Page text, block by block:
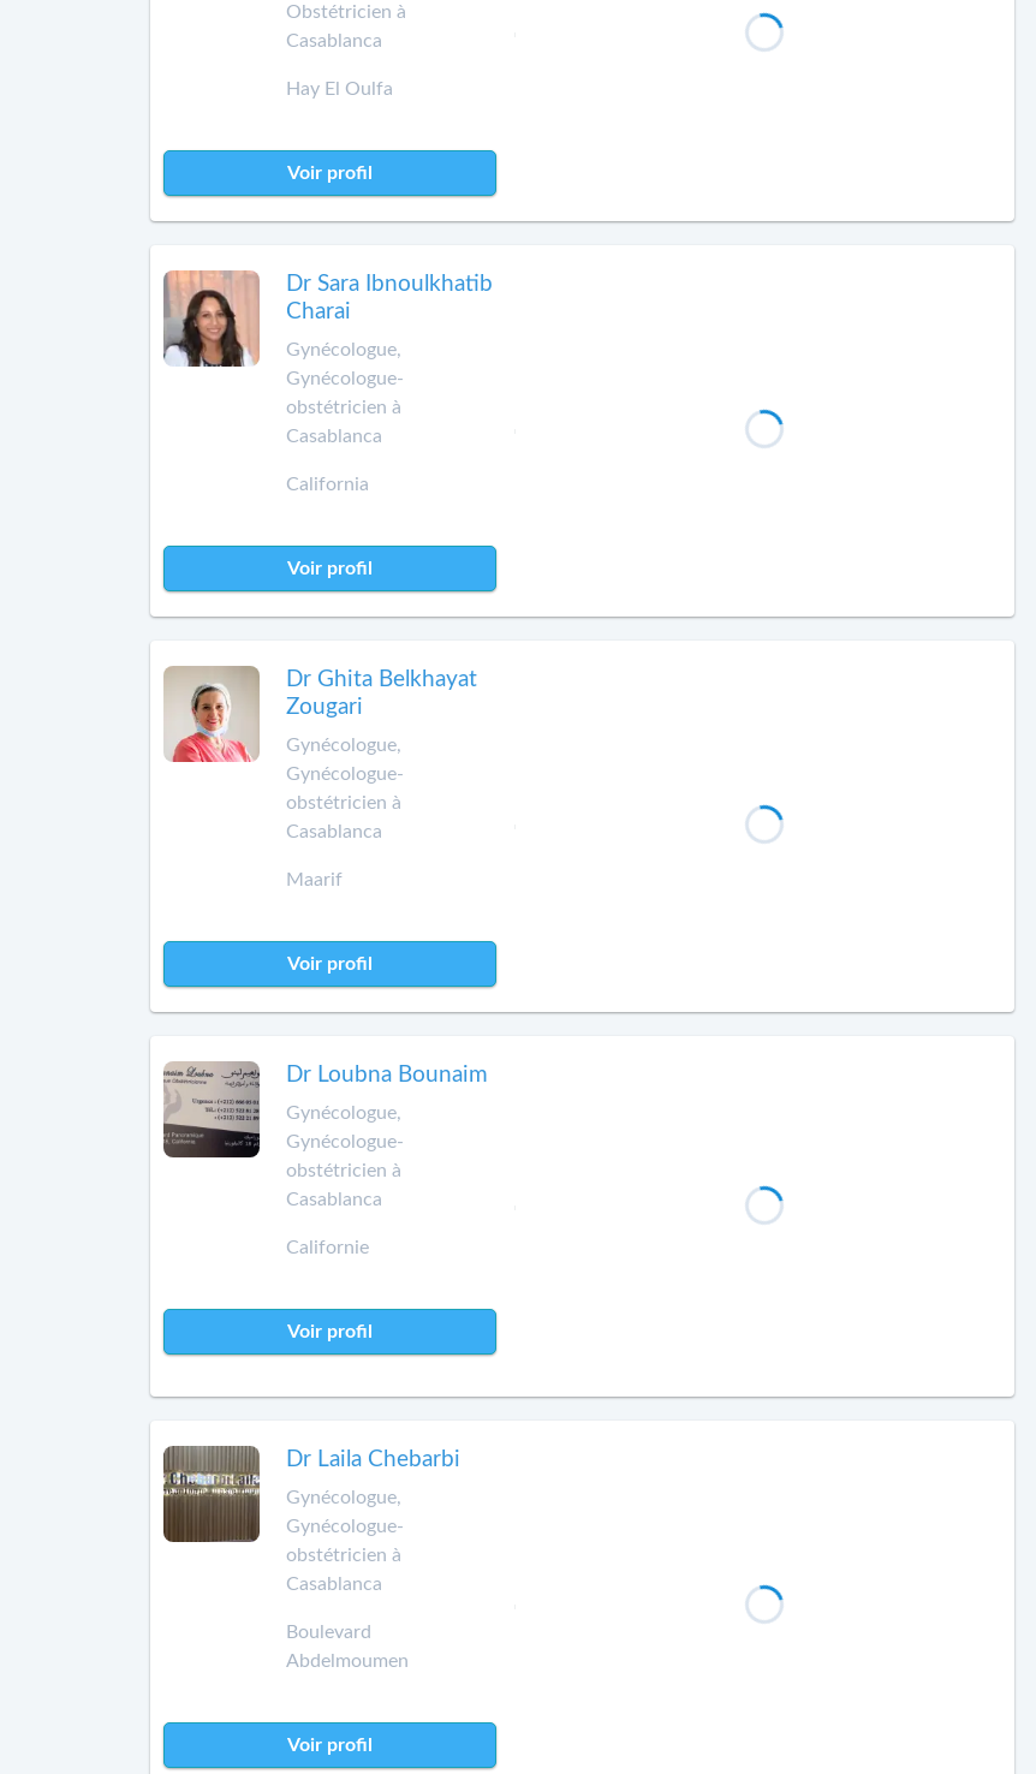
Obstétricien à
Casablanca
Hay El Oulfa
Voir profil
Dr Sara Ibnoulkhatib
Charai
Gynécologue,
Gynécologue-
obstétricien à
Casablanca
California
Voir profil
Dr Ghita Belkhayat
Zougari
Gynécologue,
Gynécologue-
obstétricien à
Casablanca
Maarif
Voir profil
Dr Loubna Bounaim
Gynécologue,
Gynécologue-
obstétricien à
Casablanca
Californie
Voir profil
Dr Laila Chebarbi
Gynécologue,
Gynécologue-
obstétricien à
Casablanca
Boulevard
Abdelmoumen
Voir profil